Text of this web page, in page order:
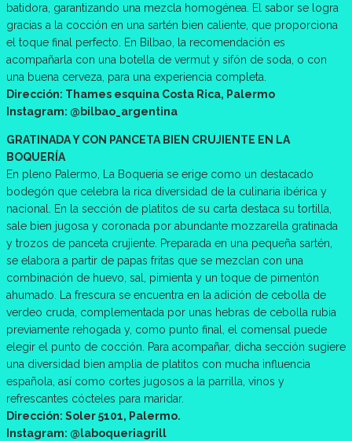
batidora, garantizando una mezcla homogénea. El sabor se logra
gracias a la cocción en una sartén bien caliente, que proporciona
el toque final perfecto. En Bilbao, la recomendación es
acompañarla con una botella de vermut y sifón de soda, o con
una buena cerveza, para una experiencia completa.
Dirección: Thames esquina Costa Rica, Palermo
Instagram: @bilbao_argentina
GRATINADA Y CON PANCETA BIEN CRUJIENTE EN LA
BOQUERÍA
En pleno Palermo, La Boqueria se erige como un destacado
bodegón que celebra la rica diversidad de la culinaria ibérica y
nacional. En la sección de platitos de su carta destaca su tortilla,
sale bien jugosa y coronada por abundante mozzarella gratinada
y trozos de panceta crujiente. Preparada en una pequeña sartén,
se elabora a partir de papas fritas que se mezclan con una
combinación de huevo, sal, pimienta y un toque de pimentón
ahumado. La frescura se encuentra en la adición de cebolla de
verdeo cruda, complementada por unas hebras de cebolla rubia
previamente rehogada y, como punto final, el comensal puede
elegir el punto de cocción. Para acompañar, dicha sección sugiere
una diversidad bien amplia de platitos con mucha influencia
española, así como cortes jugosos a la parrilla, vinos y
refrescantes cócteles para maridar.
Dirección: Soler 5101, Palermo.
Instagram: @laboqueriagrill